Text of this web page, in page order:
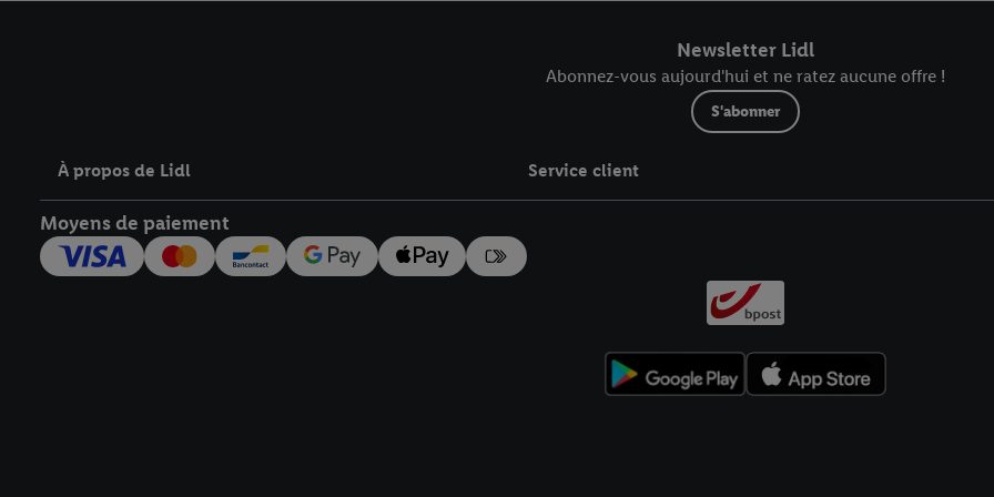
Newsletter Lidl
Abonnez-vous aujourd'hui et ne ratez aucune offre !
S'abonner
À propos de Lidl Service client
Moyens de paiement